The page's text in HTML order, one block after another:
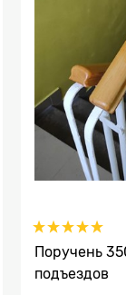
Поручень
подъездов